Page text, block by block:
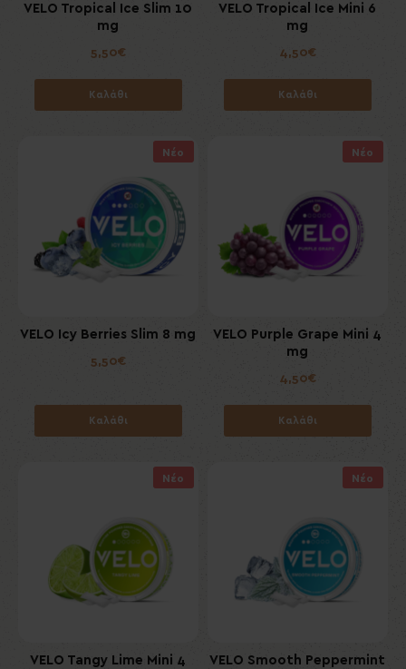
VELO Tropical Ice Slim 10
mg
5,50€
Καλάθι
VELO Tropical Ice Mini 6
mg
4,50€
Καλάθι
Νέο
VELO Icy Berries Slim 8 mg
5,50€
Καλάθι
Νέο
VELO Purple Grape Mini 4
mg
4,50€
Καλάθι
Νέο
VELO Tangy Lime Mini 4
Νέο
VELO Smooth Peppermint